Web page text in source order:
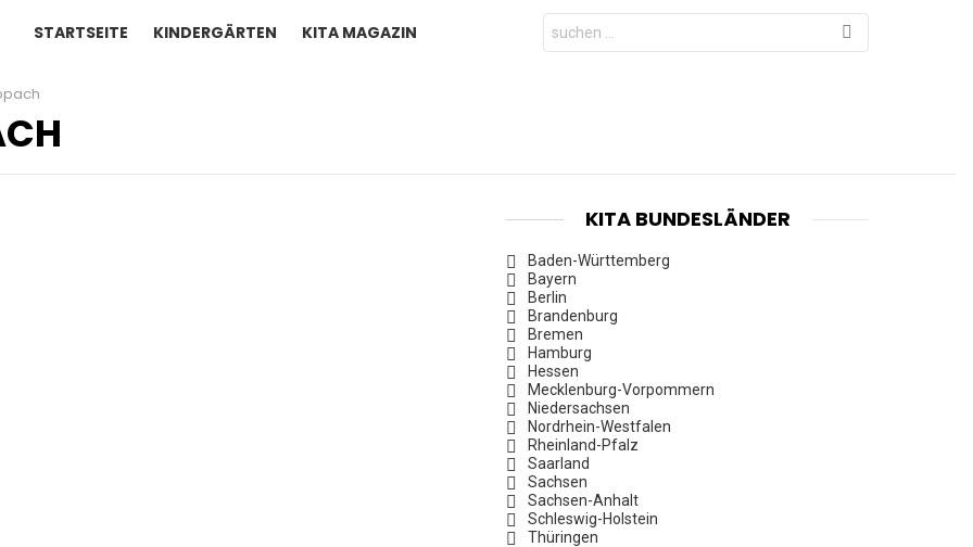
STARTSEITE KINDERGÄRTEN KITA MAGAZIN
Search
for:
KITA BUNDESLÄNDER
Baden-Württemberg
Bayern
Berlin
Brandenburg
Bremen
Hamburg
Hessen
Mecklenburg-Vorpommern
Niedersachsen
Nordrhein-Westfalen
Rheinland-Pfalz
Saarland
Sachsen
Sachsen-Anhalt
Schleswig-Holstein
Thüringen